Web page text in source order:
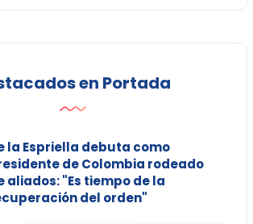
en Portada
la Espriella debuta como
de Colombia rodeado
aliados: "Es tiempo de la
del orden"